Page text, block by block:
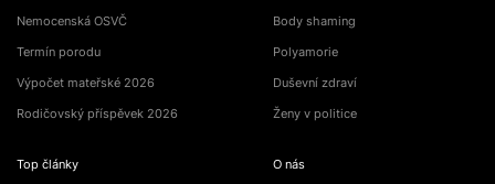
Nemocenská OSVČ
Termín porodu
Výpočet mateřské 2026
Rodičovský příspěvek 2026
Top články
Body shaming
Polyamorie
Duševní zdraví
Ženy v politice
O nás